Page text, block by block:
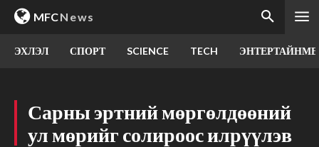
MFCNews
ЭХЛЭЛ СПОРТ SCIENCE TECH
Сарны эртний мөргөлдөөний
ул мөрийг солироос илрүүлэв